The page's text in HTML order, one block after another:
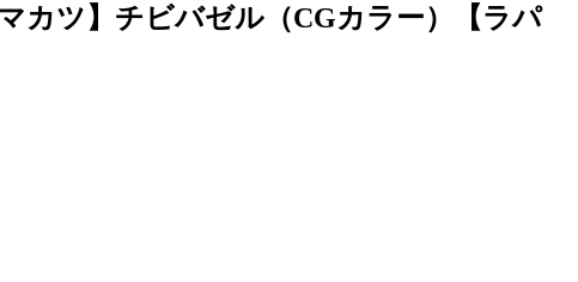
カツ】チビバゼル（CGカラー）【ラパ